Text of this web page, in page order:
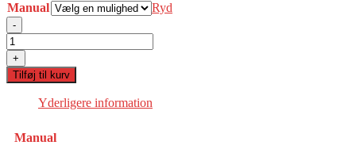
Manual Ryd
-
Power
Rangers:
Super
Legends(PS2)
+
Tilføj til kurv
Yderligere information
Manual